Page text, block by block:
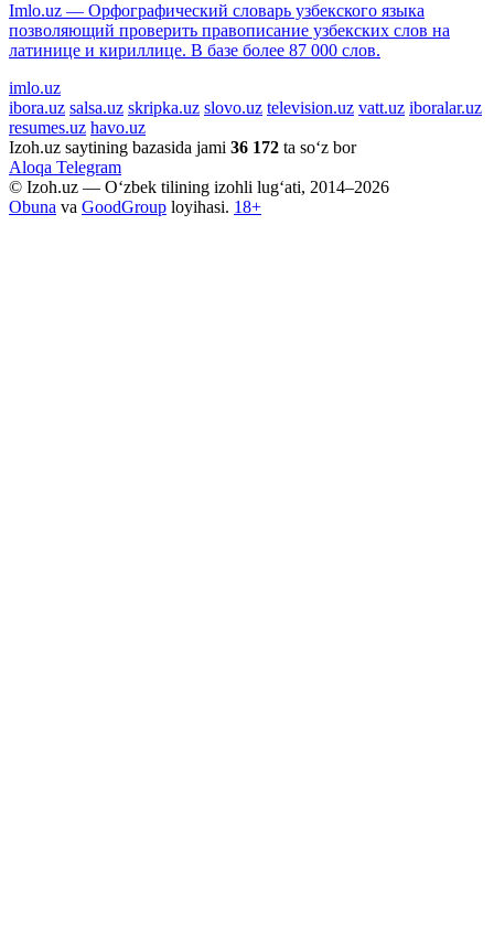
Imlo.uz — Орфографический словарь узбекского языка
позволяющий проверить правописание узбекских слов на
латинице и кириллице. В базе более 87 000 слов.
imlo.uz
ibora.uz salsa.uz skripka.uz slovo.uz television.uz vatt.uz iboralar.uz
resumes.uz havo.uz
Izoh.uz saytining bazasida jami 36 172 ta so‘z bor
Aloqa Telegram
© Izoh.uz — O‘zbek tilining izohli lug‘ati, 2014–2026
Obuna va GoodGroup loyihasi. 18+